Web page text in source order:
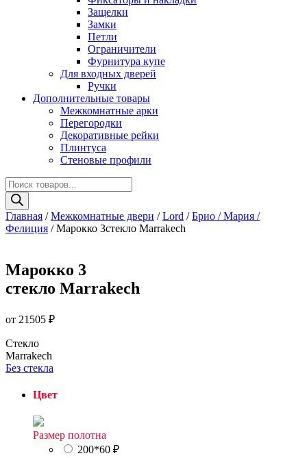
Защелки
Замки
Петли
Ограничители
Фурнитура купе
Для входных дверей
Ручки
Дополнительные товары
Межкомнатные арки
Перегородки
Декоративные рейки
Плинтуса
Стеновые профили
Поиск
товаров
Главная /Межкомнатные двери /Lord /Брио / Мария /
Фелиция / Марокко 3стекло Marrakech
Марокко 3
стекло Marrakech
от 21505 ₽
Стекло
Marrakech
Без стекла
Цвет
Размер полотна
200*60 ₽